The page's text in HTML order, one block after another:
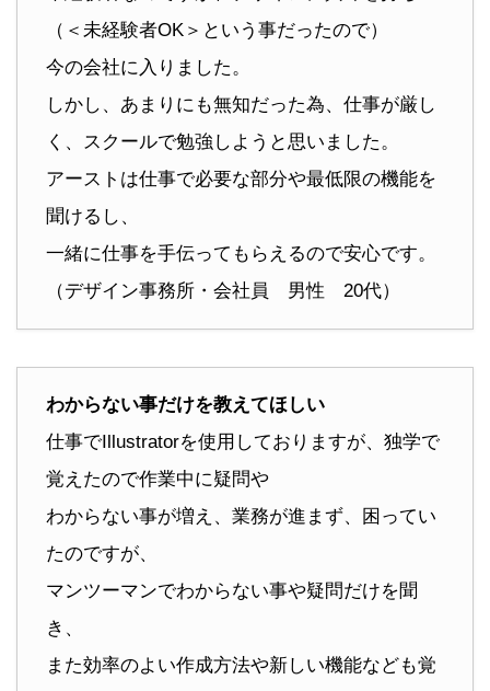
（＜未経験者OK＞という事だったので）
今の会社に入りました。
しかし、あまりにも無知だった為、仕事が厳し
く、スクールで勉強しようと思いました。
アーストは仕事で必要な部分や最低限の機能を
聞けるし、
一緒に仕事を手伝ってもらえるので安心です。
（デザイン事務所・会社員 男性 20代）
わからない事だけを教えてほしい
仕事でIllustratorを使用しておりますが、独学で
覚えたので作業中に疑問や
わからない事が増え、業務が進まず、困ってい
たのですが、
マンツーマンでわからない事や疑問だけを聞
き、
また効率のよい作成方法や新しい機能なども覚